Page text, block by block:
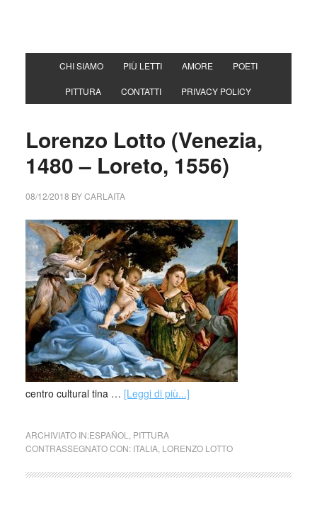
CHI SIAMO PIÙ LETTI AMORE POETI
PITTURA CONTATTI PRIVACY POLICY
Lorenzo Lotto (Venezia,
1480 – Loreto, 1556)
08/12/2018 BYCARLAITA
centro cultural tina … [Leggi di più...]
ARCHIVIATO IN:ESPAÑOL
PITTURA
CONTRASSEGNATO CON: ITALIA, LORENZO LOTTO